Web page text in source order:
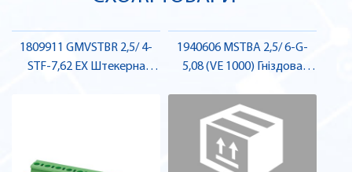
1809911 GMVSTBR 2,5/ 4-
STF-7,62 EX Штекерна
1940606 MSTBA 2,5/ 6-G-
5,08 (VE 1000) Гніздова
Contact